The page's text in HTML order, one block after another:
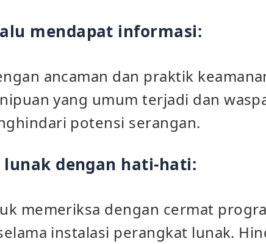
mendapat informasi:
ancaman dan praktik
yang umum terjadi dan
potensi serangan.
dengan hati-hati:
memeriksa dengan cermat
instalasi perangkat lunak.